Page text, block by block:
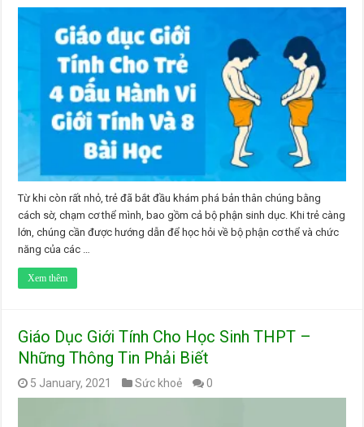
Từ khi còn rất nhỏ, trẻ đã bắt đầu khám phá bản thân chúng bằng
cách sờ, chạm cơ thể mình, bao gồm cả bộ phận sinh dục. Khi trẻ càng
lớn, chúng cần được hướng dẫn để học hỏi về bộ phận cơ thể và chức
năng của các …
Xem thêm
Giáo Dục Giới Tính Cho Học Sinh THPT –
Những Thông Tin Phải Biết
5 January, 2021 Sức khoẻ 0